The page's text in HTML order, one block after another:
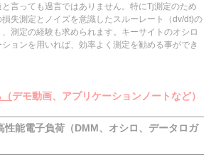
言っても過言ではありません。特にTj測定のため
失測定とノイズを意識したスルーレート（dv/dt)の
測定の経験も求められます。キーサイトのオシロ
ョンを用いれば、効率よく測定を勧める事ができ
デモ動画、アプリケーションノートなど）
能電子負荷（DMM、オシロ、データロガ